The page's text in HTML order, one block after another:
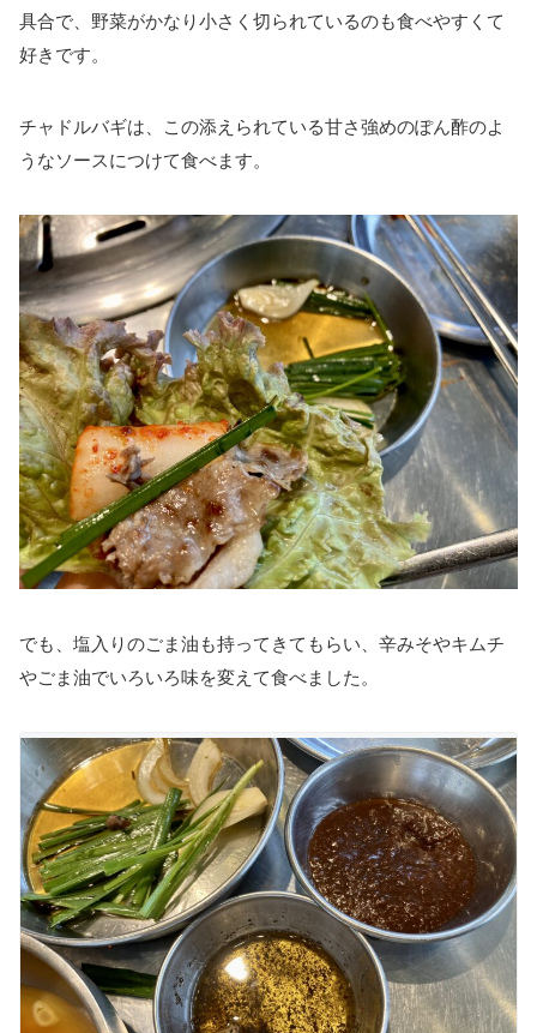
具合で、野菜がかなり小さく切られているのも食べやすくて
好きです。
チャドルバギは、この添えられている甘さ強めのぽん酢のよ
うなソースにつけて食べます。
でも、塩入りのごま油も持ってきてもらい、辛みそやキムチ
やごま油でいろいろ味を変えて食べました。